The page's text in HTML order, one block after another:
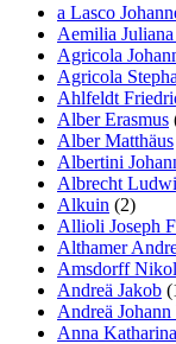
a Lasco
Aemilia
Agricola
Agricola
Ahlfeldt
Alber Erasmus
Alber Matthäus
Albertini
Albrecht
Alkuin (2)
Allioli Joseph
Althamer
Amsdorff
Andreä Jakob
Andreä
Anna